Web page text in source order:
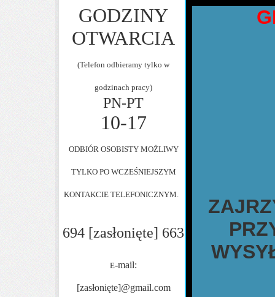
GODZINY
OTWARCIA
(Telefon odbieramy tylko w
godzinach pracy)
PN-PT
10-17
ODBIÓR OSOBISTY MOŻLIWY
TYLKO PO WCZEŚNIEJSZYM
KONTAKCIE TELEFONICZNYM.
694 [zasłonięte] 663
E-mail:
[zasłonięte]@gmail.com